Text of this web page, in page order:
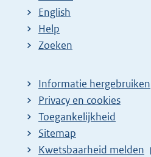
English
Help
Zoeken
Informatie hergebruiken
Privacy en cookies
Toegankelijkheid
Sitemap
E
Kwetsbaarheid melden